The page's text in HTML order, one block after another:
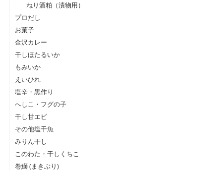
ねり酒粕（漬物用）
プロだし
お菓子
金沢カレー
干しほたるいか
もみいか
えいひれ
塩辛・黒作り
へしこ・フグの子
干し甘エビ
その他塩干魚
みりん干し
このわた・干しくちこ
巻鰤 (まきぶり)